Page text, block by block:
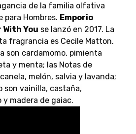
de la familia olfativa
para Hombres. Emporio
You se lanzó en 2017. La
fragrancia es Cecile Matton.
son cardamomo, pimienta
y menta; las Notas de
melón, salvia y lavanda;
son vainilla, castaña,
y madera de gaiac.